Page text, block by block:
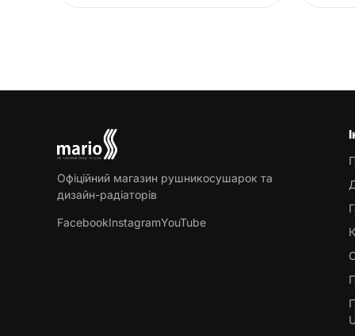
Офіційний магазин рушникосушарок та
дизайн-радіаторів
FacebookInstagramYouTube